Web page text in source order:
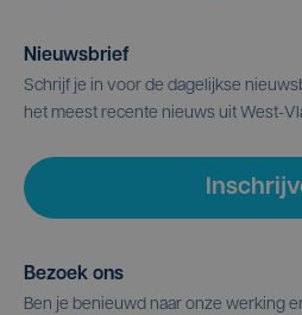
Nieuwsbrief
Schrijf je in voor de dagelijkse
het meest recente nieuws uit West-
Bezoek ons
Ben je benieuwd naar onze werking